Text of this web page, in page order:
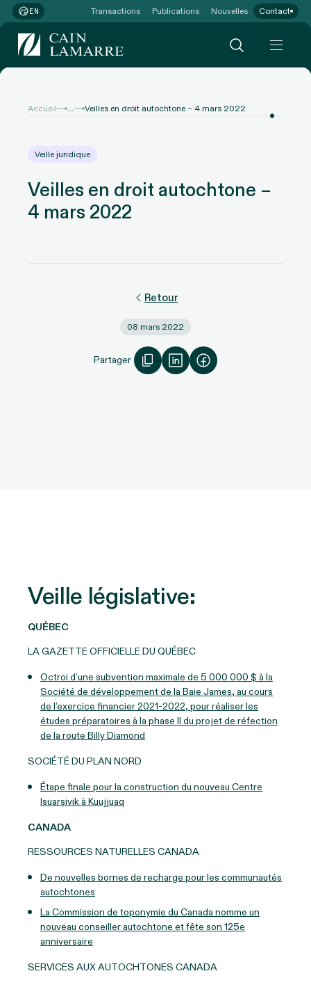
EN Transactions Publications Nouvelles Contact
Accueil ... Veilles en droit autochtone – 4 mars 2022
Veille juridique
Veilles en droit autochtone –
4 mars 2022
Retour
08 mars 2022
Partager
Veille législative:
QUÉBEC
LA GAZETTE OFFICIELLE DU QUÉBEC
Octroi d’une subvention maximale de 5 000 000 $ à la
Société de développement de la Baie James, au cours
de l’exercice financier 2021-2022, pour réaliser les
études préparatoires à la phase II du projet de réfection
de la route Billy Diamond
SOCIÉTÉ DU PLAN NORD
Étape finale pour la construction du nouveau Centre
Isuarsivik à Kuujjuaq
CANADA
RESSOURCES NATURELLES CANADA
De nouvelles bornes de recharge pour les communautés
autochtones
La Commission de toponymie du Canada nomme un
nouveau conseiller autochtone et fête son 125e
anniversaire
SERVICES AUX AUTOCHTONES CANADA